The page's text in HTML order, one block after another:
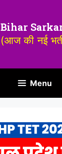
Bihar
(आज की नई
Menu